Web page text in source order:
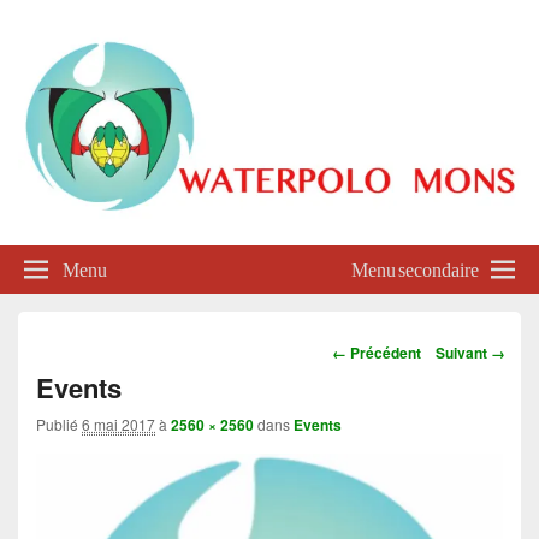
Waterpolo Mons
Menu Menu secondaire
Navigation
images
← Précédent Suivant →
Events
Publié 6 mai 2017à 2560 × 2560dans Events